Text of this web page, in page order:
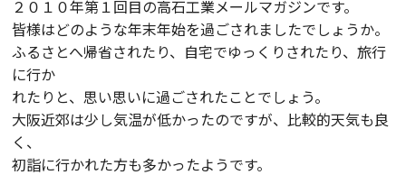
２０１０年第１回目の高石工業メールマガジンです。
皆様はどのような年末年始を過ごされましたでしょうか。
ふるさとへ帰省されたり、自宅でゆっくりされたり、旅行
に行か
れたりと、思い思いに過ごされたことでしょう。
大阪近郊は少し気温が低かったのですが、比較的天気も良
く、
初詣に行かれた方も多かったようです。